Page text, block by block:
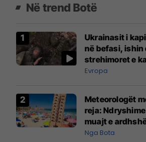
Në trend Botë
Ukrainasit i
në befasi,
strehimoret e
Evropa
Meteorologët
reja:
muajt e
pazakontë
Nga Bota